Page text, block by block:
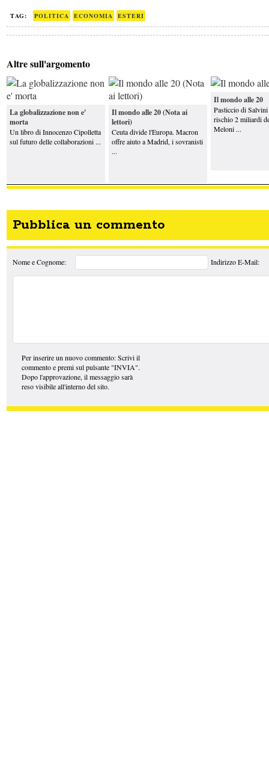
TAG: POLITICA ECONOMIA ESTERI
Altre sull'argomento
La globalizzazione non e'
morta
Un libro di Innocenzo Cipolletta
sul futuro delle collaborazioni ...
Il mondo alle 20 (Nota ai
lettori)
Ceuta divide l'Europa. Macron
offre aiuto a Madrid, i sovranisti
...
Il mondo alle 20
Pasticcio di
rischio 2 miliardi
Meloni ...
Pubblica un commento
Nome e Cognome: Indirizzo E-Mail:
Per inserire un nuovo commento: Scrivi il
commento e premi sul pulsante "INVIA".
Dopo l'approvazione, il messaggio sarà
reso visibile all'interno del sito.